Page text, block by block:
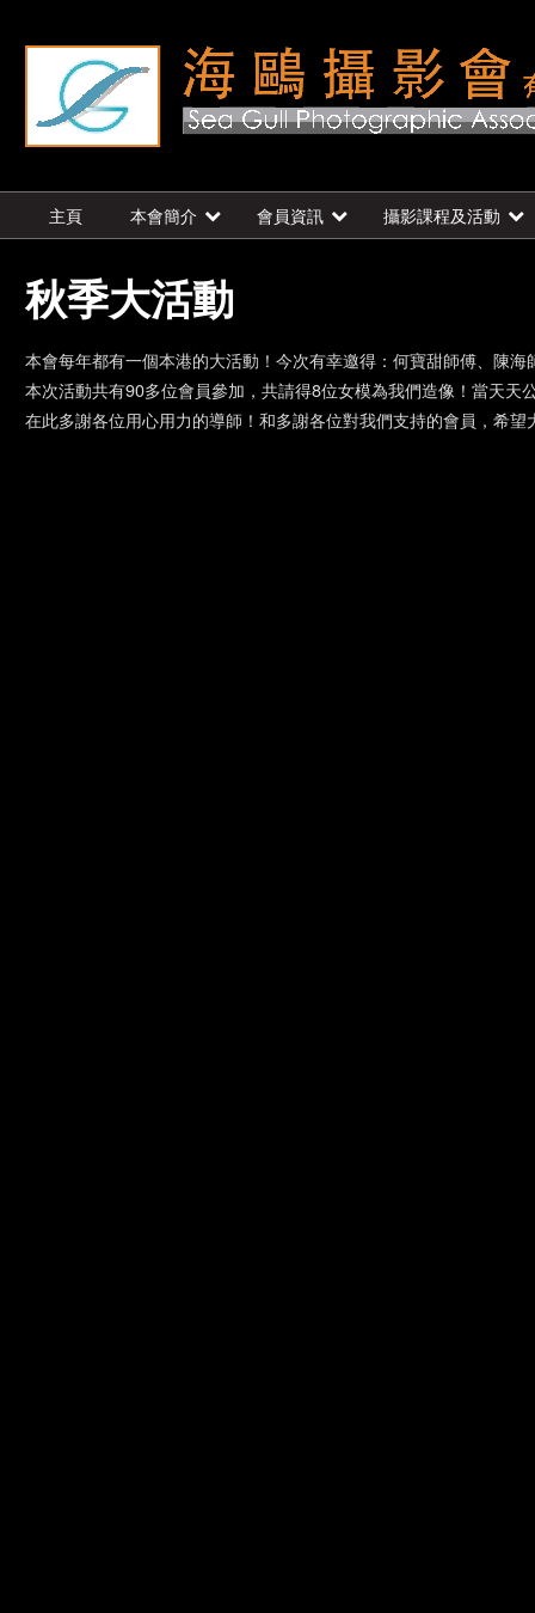
主頁 本會簡介 會員資訊 攝影課程及活動
秋季大活動
本會每年都有一個本港的大活動！今次有幸邀得：何寶甜師傅、陳
本次活動共有90多位會員參加，共請得8位女模為我們造像！當天
在此多謝各位用心用力的導師！和多謝各位對我們支持的會員，希望